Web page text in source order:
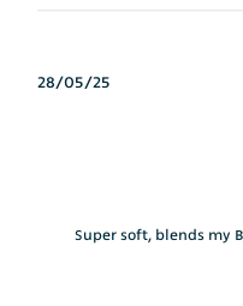
Super soft, blends my
תאריך
28/05/25